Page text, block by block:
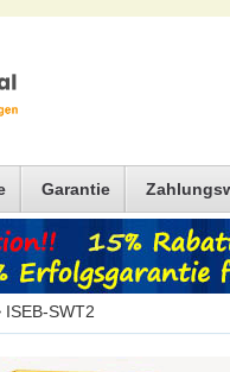
Garantie
ISEB-SWT2